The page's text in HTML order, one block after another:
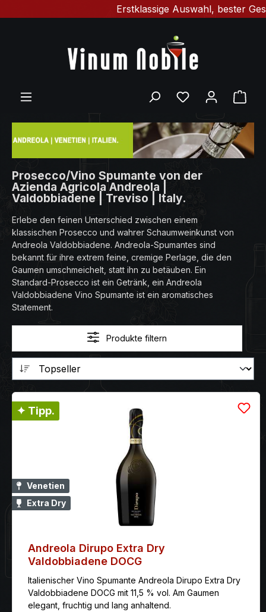
Erstklassige Auswahl, bester
Du hast 0
Prosecco/Vino Spumante von der
Azienda Agricola Andreola |
Valdobbiadene | Treviso | Italy.
Erlebe den feinen Unterschied zwischen einem
klassischen Prosecco und wahrer Schaumweinkunst von
Andreola Valdobbiadene. Andreola-Spumantes sind
bekannt für ihre extrem feine, cremige Perlage, die den
Gaumen umschmeichelt, statt ihn zu betäuben. Ein
Standard-Prosecco ist ein Getränk, ein Andreola
Valdobbiadene Vino Spumante ist ein aromatisches
Statement.
Produkte filtern
✦ Tipp.
Venetien
Extra Dry
Andreola Dirupo Extra Dry
Valdobbiadene DOCG
Italienischer Vino Spumante Andreola Dirupo Extra Dry
Valdobbiadene DOCG mit 11,5 % vol. Am Gaumen
elegant, fruchtig und lang anhaltend.